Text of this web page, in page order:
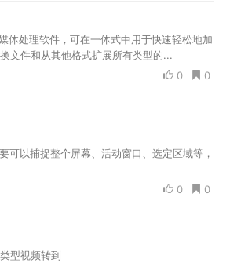
处理软件，可在一体式中用于快速轻松地加
文件和从其他格式扩展所有类型的...
0
0
以捕捉整个屏幕、活动窗口、选定区域等，
0
0
型视频转到